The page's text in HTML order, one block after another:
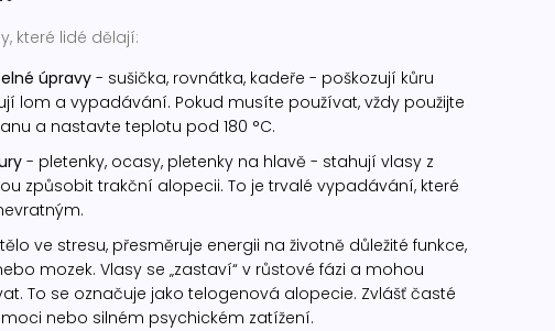
které lidé dělají:
úpravy - sušička, rovnátka, kadeře - poškozují kůru
lom a vypadávání. Pokud musíte používat, vždy použijte
a nastavte teplotu pod 180 °C.
- pletenky, ocasy, pletenky na hlavě - stahují vlasy z
způsobit trakční alopecii. To je trvalé vypadávání, které
ve stresu, přesměruje energii na životně důležité funkce,
mozek. Vlasy se „zastaví“ v růstové fázi a mohou
To se označuje jako telogenová alopecie. Zvlášť časté
nebo silném psychickém zatížení.